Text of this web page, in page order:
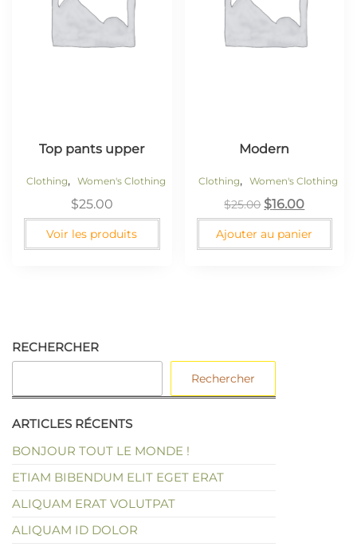
Top pants upper
Clothing, Women's Clothing
$25.00
Voir les produits
Modern
Clothing, Women's Clothing
$25.00 $16.00
Ajouter au panier
RECHERCHER
Rechercher
ARTICLES RÉCENTS
BONJOUR TOUT LE MONDE !
ETIAM BIBENDUM ELIT EGET ERAT
ALIQUAM ERAT VOLUTPAT
ALIQUAM ID DOLOR